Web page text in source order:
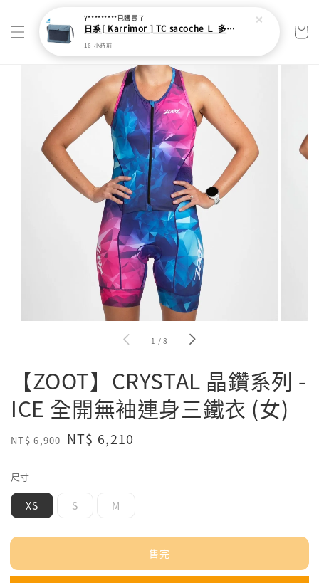
1 /8
【ZOOT】CRYSTAL 晶鑽系列 -
ICE 全開無袖連身三鐵衣 (女)
Regular
NT$ 6,900 Sale
NT$ 6,210
尺寸
XS S M
售完